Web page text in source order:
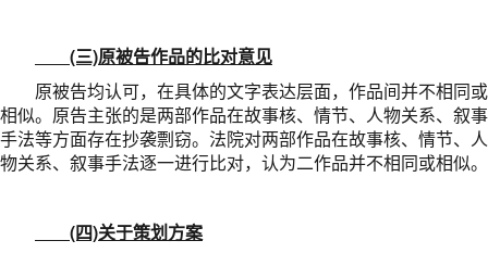
(三)原被告作品的比对意见
原被告均认可，在具体的文字表达层面，作品间并不相同或
相似。原告主张的是两部作品在故事核、情节、人物关系、叙事
手法等方面存在抄袭剽窃。法院对两部作品在故事核、情节、人
物关系、叙事手法逐一进行比对，认为二作品并不相同或相似。
(四)关于策划方案